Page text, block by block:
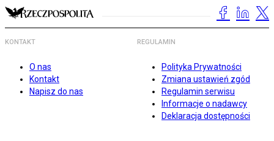
KONTAKT
O nas
Kontakt
Napisz do nas
REGULAMIN
Polityka Prywatności
Zmiana ustawień zgód
Regulamin serwisu
Informacje o nadawcy
Deklaracja dostępności